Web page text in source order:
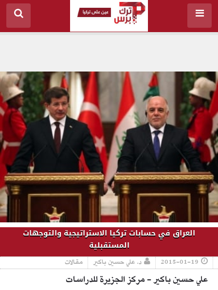
العراق في حسابات تركيا الاستراتيجية والتوجهات
المستقبلية
2015-01-19 د. علي حسين باكير مقالات
علي حسين باكير - مركز الجزيرة للدراسات